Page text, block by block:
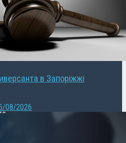
в Запоріжжі
08/2026